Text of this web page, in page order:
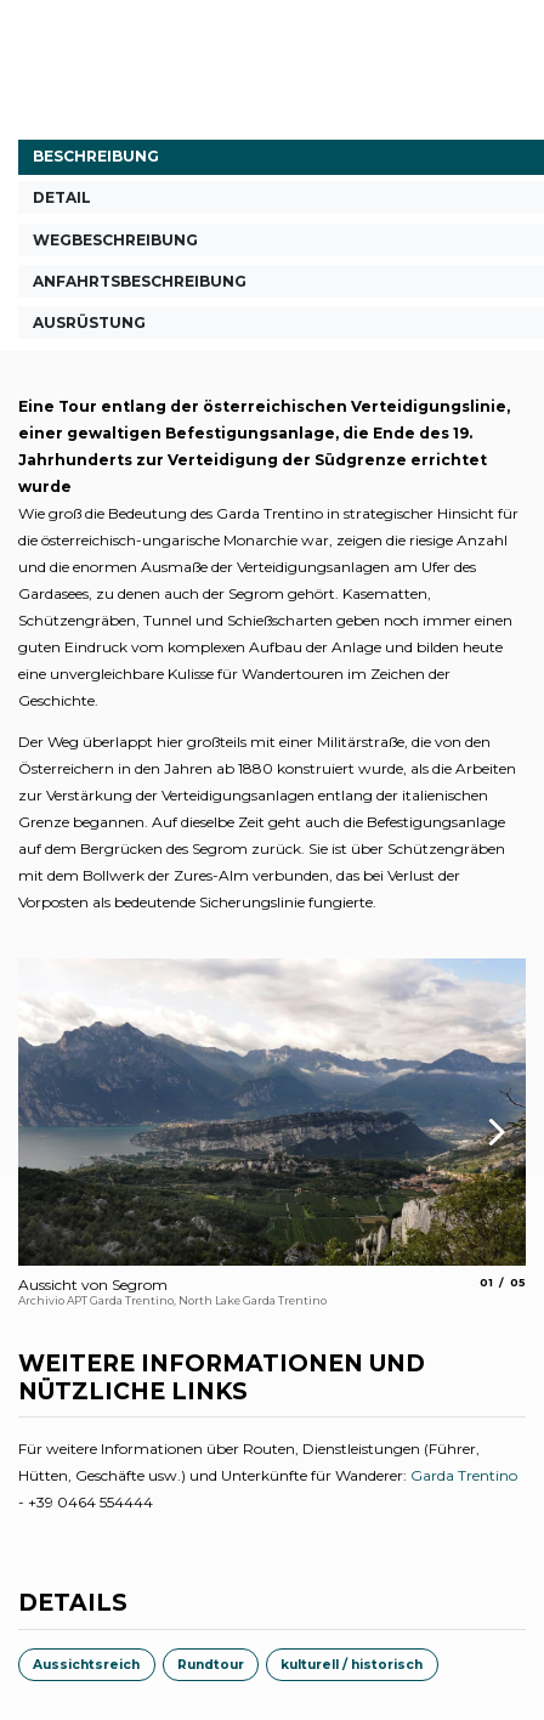
BESCHREIBUNG
DETAIL
WEGBESCHREIBUNG
ANFAHRTSBESCHREIBUNG
AUSRÜSTUNG
Eine Tour entlang der österreichischen Verteidigungslinie,
einer gewaltigen Befestigungsanlage, die Ende des 19.
Jahrhunderts zur Verteidigung der Südgrenze errichtet
wurde
Wie groß die Bedeutung des Garda Trentino in strategischer Hinsicht für
die österreichisch-ungarische Monarchie war, zeigen die riesige Anzahl
und die enormen Ausmaße der Verteidigungsanlagen am Ufer des
Gardasees, zu denen auch der Segrom gehört. Kasematten,
Schützengräben, Tunnel und Schießscharten geben noch immer einen
guten Eindruck vom komplexen Aufbau der Anlage und bilden heute
eine unvergleichbare Kulisse für Wandertouren im Zeichen der
Geschichte.
Der Weg überlappt hier großteils mit einer Militärstraße, die von den
Österreichern in den Jahren ab 1880 konstruiert wurde, als die Arbeiten
zur Verstärkung der Verteidigungsanlagen entlang der italienischen
Grenze begannen. Auf dieselbe Zeit geht auch die Befestigungsanlage
auf dem Bergrücken des Segrom zurück. Sie ist über Schützengräben
mit dem Bollwerk der Zures-Alm verbunden, das bei Verlust der
Vorposten als bedeutende Sicherungslinie fungierte.
Aussicht von Segrom
Archivio APT Garda Trentino, North Lake Garda Trentino
01 05
WEITERE INFORMATIONEN UND
NÜTZLICHE LINKS
Für weitere Informationen über Routen, Dienstleistungen (Führer,
Hütten, Geschäfte usw.) und Unterkünfte für Wanderer: Garda Trentino
- +39 0464 554444
DETAILS
Aussichtsreich Rundtour kulturell / historisch